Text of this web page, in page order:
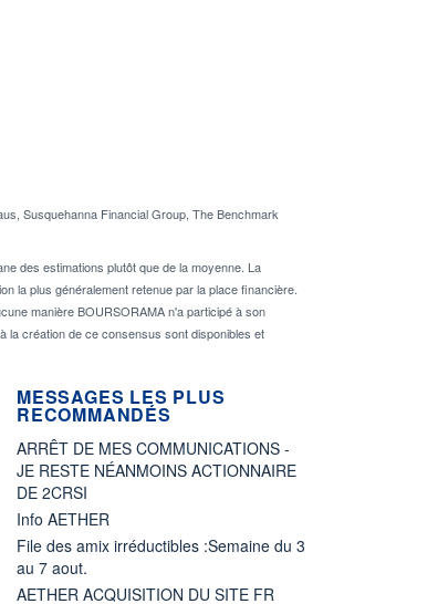
Susquehanna Financial Group, The Benchmark
des estimations plutôt que de la moyenne. La
la plus généralement retenue par la place financière.
manière BOURSORAMA n'a participé à son
la création de ce consensus sont disponibles et
MESSAGES LES PLUS
RECOMMANDÉS
ARRÊT DE MES COMMUNICATIONS -
JE RESTE NÉANMOINS ACTIONNAIRE
DE 2CRSI
Info AETHER
File des amix irréductibles :Semaine du 3
au 7 aout.
AETHER ACQUISITION DU SITE FR